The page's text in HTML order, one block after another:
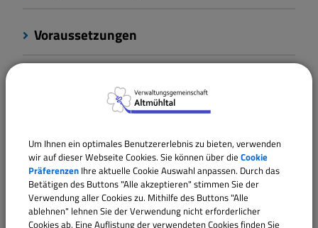
Voraussetzungen
Fristen
Kosten
Um Ihnen ein optimales Benutzererlebnis zu bieten, verwenden
wir auf dieser Webseite Cookies. Sie können über die Cookie
Präferenzen Ihre aktuelle Cookie Auswahl anpassen. Durch das
Betätigen des Buttons "Alle akzeptieren" stimmen Sie der
Verwendung aller Cookies zu. Mithilfe des Buttons "Alle
ablehnen" lehnen Sie der Verwendung nicht erforderlicher
Cookies ab. Eine Auflistung der verwendeten Cookies finden Sie